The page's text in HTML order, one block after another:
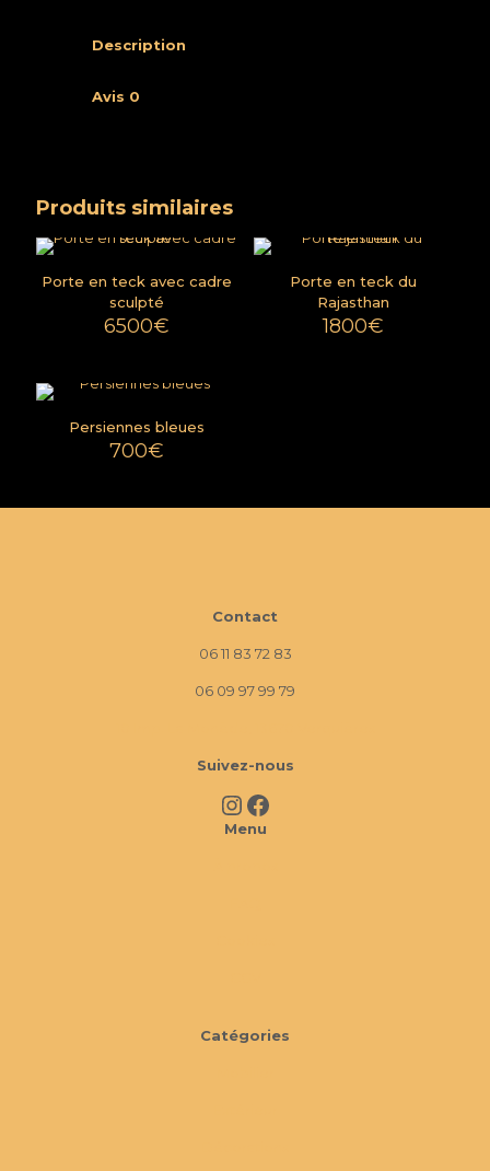
Description
Avis 0
Produits similaires
Porte en teck avec cadre
sculpté
6500€
Porte en teck du
Rajasthan
1800€
Persiennes bleues
700€
Contact
06 11 83 72 83
06 09 97 99 79
Suivez-nous
InstagramFacebook
Menu
Catégories